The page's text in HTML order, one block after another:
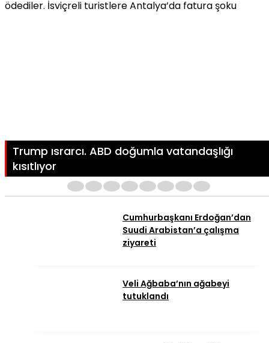
ödediler. İsviçreli turistlere Antalya’da fatura şoku
Trump ısrarcı. ABD doğumla vatandaşlığı
kısıtlıyor
Cumhurbaşkanı Erdoğan’dan
Suudi Arabistan’a çalışma
ziyareti
Veli Ağbaba’nın ağabeyi
tutuklandı